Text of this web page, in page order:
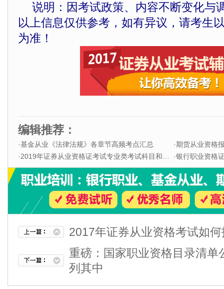
说明：因考试政策、内容不断变化与
以上信息仅供参考，如有异议，请考生
为准！
编辑推荐：
·基金从业《法律法规》各章节高频考点汇总 ·期货从业资格
·2019年证券从业资格证考试专业类考试科目和题型 ·银行职业资格证
2017年证券从业资格考试如
重磅：国家职业资格目录清单
列其中